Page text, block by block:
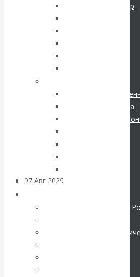
Соловьев Владимир
Экономика
Мировая экономика
Международные
Авторы РЭОШ
Экономика современной
Международные
кризис в России.
Проедаем
основной
капитал, но
строим
грандиозные
планы
07 Авг 2026
ВАлентин
КАтасонов. К
112-летию